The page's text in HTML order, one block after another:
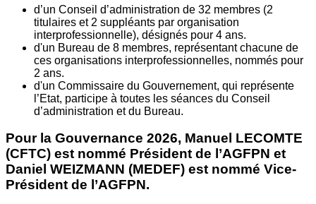
d’un Conseil d’administration de 32 membres (2
titulaires et 2 suppléants par organisation
interprofessionnelle), désignés pour 4 ans.
d'un Bureau de 8 membres, représentant chacune de
ces organisations interprofessionnelles, nommés pour
2 ans.
d'un Commissaire du Gouvernement, qui représente
l’Etat, participe à toutes les séances du Conseil
d’administration et du Bureau.
Pour la Gouvernance 2026, Manuel LECOMTE
(CFTC) est nommé Président de l’AGFPN et
Daniel WEIZMANN (MEDEF) est nommé Vice-
Président de l’AGFPN.